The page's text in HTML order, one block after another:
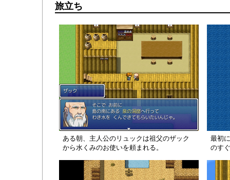
旅立ち
ある朝、主人公のリュックは祖父のザック
から水くみのお使いを頼まれる。
最初
のす